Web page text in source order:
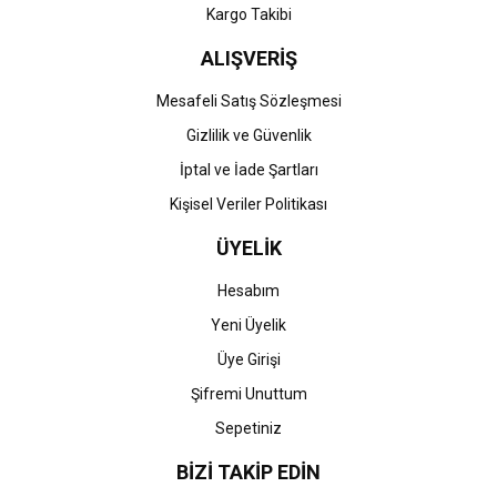
Kargo Takibi
ALIŞVERİŞ
Mesafeli Satış Sözleşmesi
Gizlilik ve Güvenlik
İptal ve İade Şartları
Kişisel Veriler Politikası
ÜYELİK
Hesabım
Yeni Üyelik
Üye Girişi
Şifremi Unuttum
Sepetiniz
BİZİ TAKİP EDİN